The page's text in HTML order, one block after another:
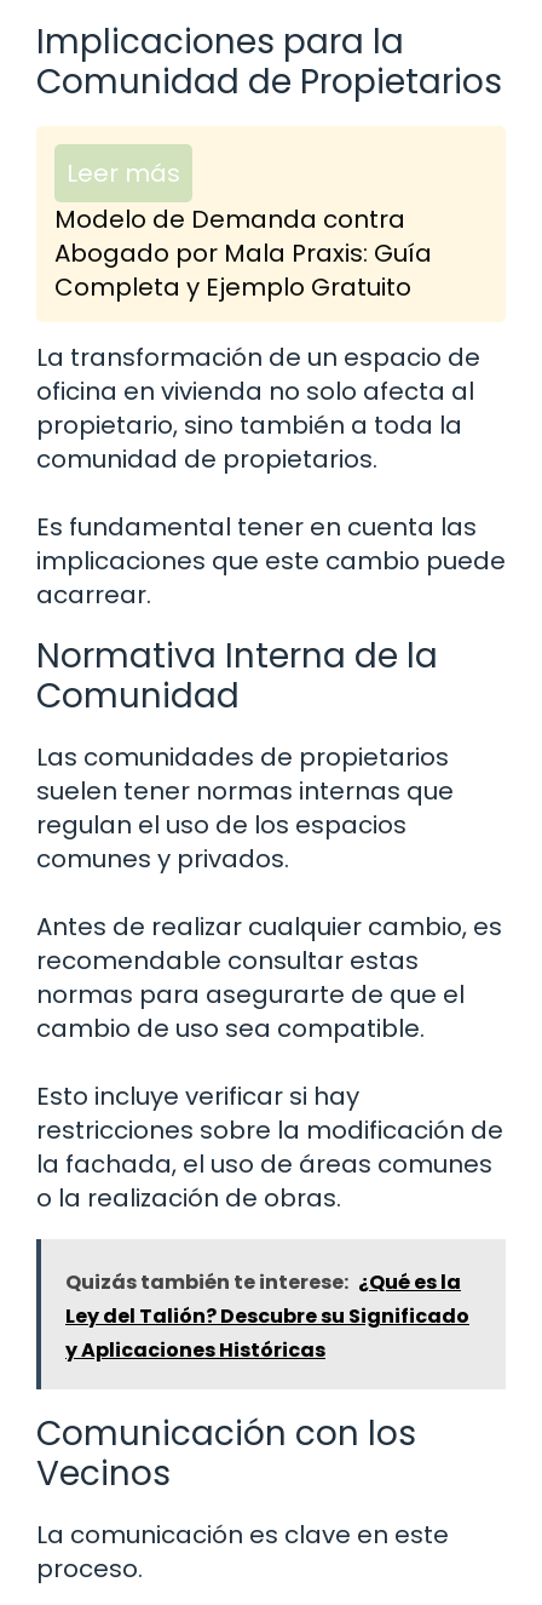
Implicaciones para la
Comunidad de Propietarios
Leer más
Modelo de Demanda contra
Abogado por Mala Praxis: Guía
Completa y Ejemplo Gratuito
La transformación de un espacio de
oficina en vivienda no solo afecta al
propietario, sino también a toda la
comunidad de propietarios.
Es fundamental tener en cuenta las
implicaciones que este cambio puede
acarrear.
Normativa Interna de la
Comunidad
Las comunidades de propietarios
suelen tener normas internas que
regulan el uso de los espacios
comunes y privados.
Antes de realizar cualquier cambio, es
recomendable consultar estas
normas para asegurarte de que el
cambio de uso sea compatible.
Esto incluye verificar si hay
restricciones sobre la modificación de
la fachada, el uso de áreas comunes
o la realización de obras.
Quizás también te interese: ¿Qué es la
Ley del Talión? Descubre su Significado
y Aplicaciones Históricas
Comunicación con los
Vecinos
La comunicación es clave en este
proceso.